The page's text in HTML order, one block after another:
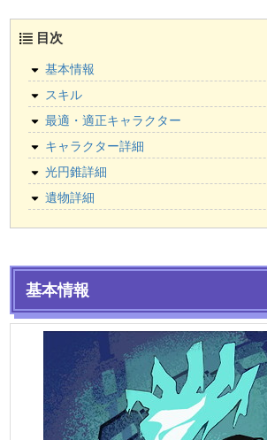
目次
基本情報
スキル
最適・適正キャラクター
キャラクター詳細
光円錐詳細
遺物詳細
基本情報